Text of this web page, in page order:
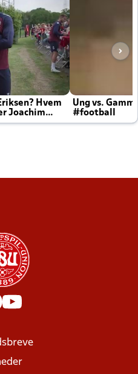
Hvem
Joachim
Ung vs.
#football